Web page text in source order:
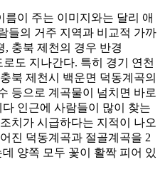
이 주는 이미지와는 달리 애
들의 거주 지역과 비교적 가까
, 충북 제천의 경우 반경
로도 지나간다. 특히 경기 연천
북 제천시 백운면 덕동계곡의
등으로 계곡물이 넘치면 바로
인근에 사람들이 많이 찾는
치가 시급하다는 지적이 나오
진 덕동계곡과 절골계곡을 2
양쪽 모두 꽃이 활짝 피어 있